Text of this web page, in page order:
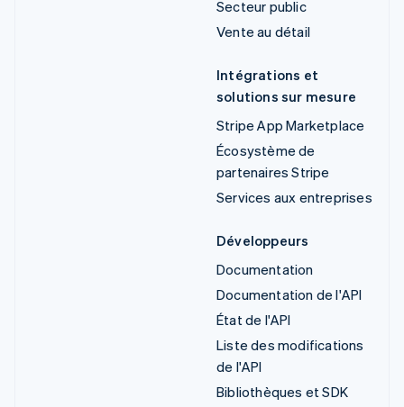
Secteur public
Vente au détail
Intégrations et
solutions sur mesure
Stripe App Marketplace
Écosystème de
partenaires Stripe
Services aux entreprises
Développeurs
Documentation
Documentation de l'API
État de l'API
Liste des modifications
de l'API
Bibliothèques et SDK